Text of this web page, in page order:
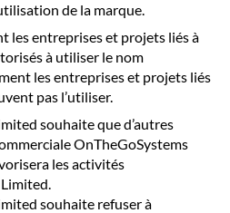
de la marque.
les entreprises et projets liés à
à utiliser le nom
les entreprises et projets liés
pas l’utiliser.
souhaite que d’autres
OnTheGoSystems
les activités
souhaite refuser à